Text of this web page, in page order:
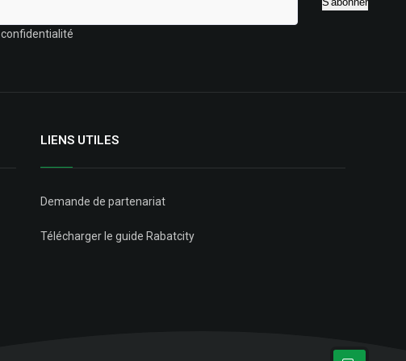
confidentialité
LIENS UTILES
Demande de partenariat
Télécharger le guide Rabatcity